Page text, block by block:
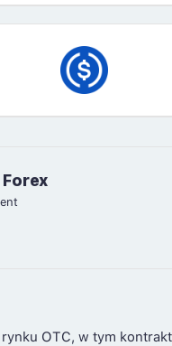
OTC, w tym